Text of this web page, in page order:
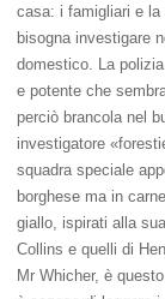
casa: i famigliari e la
bisogna investigare
domestico. La
e potente che
perciò brancola nel
investigatore
squadra speciale
borghese ma in
giallo, ispirati alla
Collins e quelli di
Mr Whicher, è